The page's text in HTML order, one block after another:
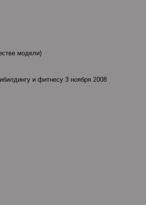
модели)
и фитнесу 3 ноября 2008